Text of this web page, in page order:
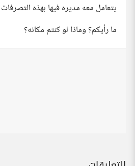
يتعامل معه مديره فيها بهذه
ما رأيكم؟ وماذا لو كنتم مكانه؟